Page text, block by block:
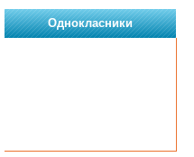
Однокласники